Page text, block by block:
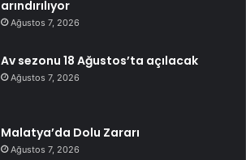
arındırılıyor
Ağustos 7, 2026
Av sezonu 18 Ağustos’ta açılacak
Ağustos 7, 2026
Malatya’da Dolu Zararı
Ağustos 7, 2026